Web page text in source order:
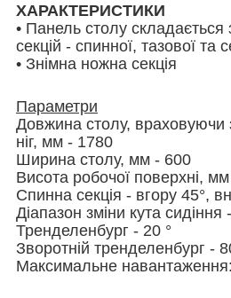
ХАРАКТЕРИСТИКИ
• Панель столу складається
секцій - спинної, тазової та
• Знімна ножна секція
Параметри
Довжина столу, враховуючи
ніг, мм - 1780
Ширина столу, мм - 600
Висота робочої поверхні,
Спинна секція - вгору 45°,
Діапазон зміни кута
Тренделенбург - 20 °
Зворотній тренделенбург -
Максимальне